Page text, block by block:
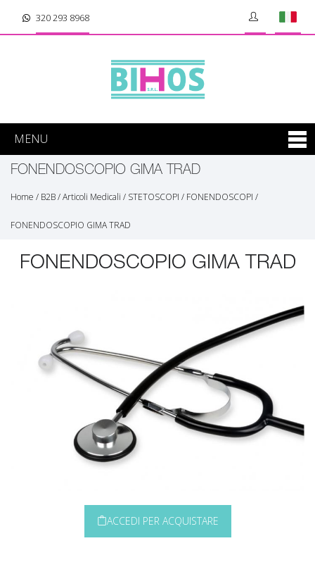
320 293 8968
MENU
FONENDOSCOPIO GIMA TRAD
Home / B2B/Articoli Medicali / STETOSCOPI / FONENDOSCOPI /
FONENDOSCOPIO GIMA TRAD
FONENDOSCOPIO GIMA TRAD
ACCEDI PER ACQUISTARE